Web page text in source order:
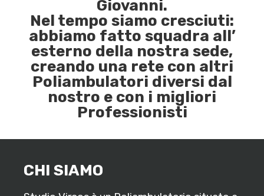
Giovanni.
Nel tempo siamo cresciuti:
abbiamo fatto squadra all’
esterno della nostra sede,
creando una rete con altri
Poliambulatori diversi dal
nostro e con i migliori
Professionisti
CHI SIAMO